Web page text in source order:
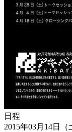
日程
2015年03月14日（